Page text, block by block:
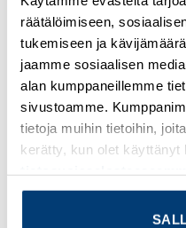
räätälöimiseen,
tukemiseen ja
jaamme sosiaalisen
alan kumppaneillemme
sivustoamme.
tietoja muihin tietoihin,
kerätty, kun olet käyttänyt
Osastot:Muut sulaketarvikkeet ,
TUTUSTU MYÖS
Add to